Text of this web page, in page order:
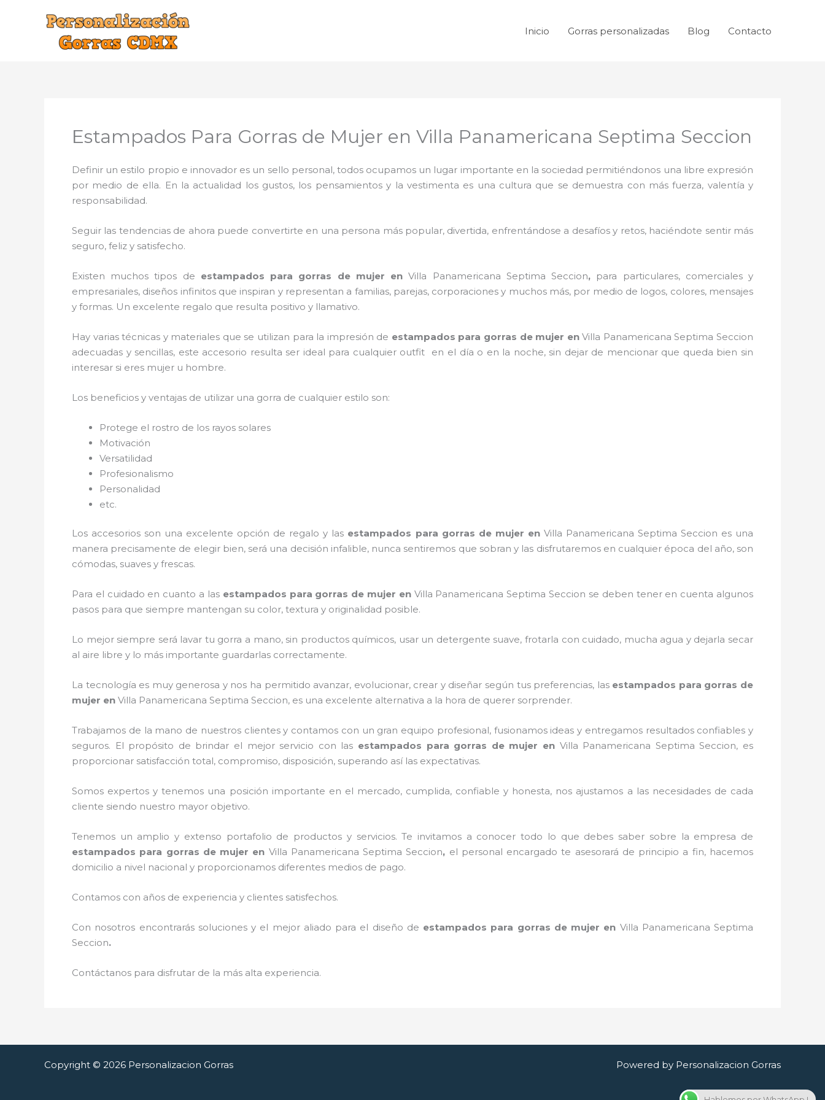
Inicio Gorras personalizadas Blog Contacto
Estampados Para Gorras de Mujer en Villa Panamericana Septima Seccion
Definir un estilo propio e innovador es un sello personal, todos ocupamos un lugar importante en la sociedad permitiéndonos una libre expresión
por medio de ella. En la actualidad los gustos, los pensamientos y la vestimenta es una cultura que se demuestra con más fuerza, valentía y
responsabilidad.
Seguir las tendencias de ahora puede convertirte en una persona más popular, divertida, enfrentándose a desafíos y retos, haciéndote sentir más
seguro, feliz y satisfecho.
Existen muchos tipos de estampados para gorras de mujer enVilla Panamericana Septima Seccion, para particulares, comerciales y
empresariales, diseños infinitos que inspiran y representan a familias, parejas, corporaciones y muchos más, por medio de logos, colores, mensajes
y formas. Un excelente regalo que resulta positivo y llamativo.
Hay varias técnicas y materiales que se utilizan para la impresión de estampados para gorras de mujer enVilla Panamericana Septima Seccion
adecuadas y sencillas, este accesorio resulta ser ideal para cualquier outfit en el día o en la noche, sin dejar de mencionar que queda bien sin
interesar si eres mujer u hombre.
Los beneficios y ventajas de utilizar una gorra de cualquier estilo son:
Protege el rostro de los rayos solares
Motivación
Versatilidad
Profesionalismo
Personalidad
etc.
Los accesorios son una excelente opción de regalo y las estampados para gorras de mujer en Villa Panamericana Septima Seccion es una
manera precisamente de elegir bien, será una decisión infalible, nunca sentiremos que sobran y las disfrutaremos en cualquier época del año, son
cómodas, suaves y frescas.
Para el cuidado en cuanto a las estampados para gorras de mujer en Villa Panamericana Septima Seccion se deben tener en cuenta algunos
pasos para que siempre mantengan su color, textura y originalidad posible.
Lo mejor siempre será lavar tu gorra a mano, sin productos químicos, usar un detergente suave, frotarla con cuidado, mucha agua y dejarla secar
al aire libre y lo más importante guardarlas correctamente.
La tecnología es muy generosa y nos ha permitido avanzar, evolucionar, crear y diseñar según tus preferencias, las estampados para gorras de
mujer en Villa Panamericana Septima Seccion, es una excelente alternativa a la hora de querer sorprender.
Trabajamos de la mano de nuestros clientes y contamos con un gran equipo profesional, fusionamos ideas y entregamos resultados confiables y
seguros. El propósito de brindar el mejor servicio con las estampados para gorras de mujer en Villa Panamericana Septima Seccion, es
proporcionar satisfacción total, compromiso, disposición, superando así las expectativas.
Somos expertos y tenemos una posición importante en el mercado, cumplida, confiable y honesta, nos ajustamos a las necesidades de cada
cliente siendo nuestro mayor objetivo.
Tenemos un amplio y extenso portafolio de productos y servicios. Te invitamos a conocer todo lo que debes saber sobre la empresa de
estampados para gorras de mujer en Villa Panamericana Septima Seccion, el personal encargado te asesorará de principio a fin, hacemos
domicilio a nivel nacional y proporcionamos diferentes medios de pago.
Contamos con años de experiencia y clientes satisfechos.
Con nosotros encontrarás soluciones y el mejor aliado para el diseño de estampados para gorras de mujer en Villa Panamericana Septima
Seccion.
Contáctanos para disfrutar de la más alta experiencia.
Copyright © 2026 Personalizacion Gorras Powered by Personalizacion Gorras